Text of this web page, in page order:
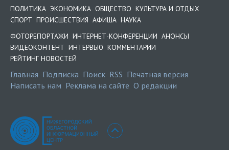
ПОЛИТИКА ЭКОНОМИКА ОБЩЕСТВО КУЛЬТУРА И ОТДЫХ
СПОРТ ПРОИСШЕСТВИЯ АФИША НАУКА
ФОТОРЕПОРТАЖИ ИНТЕРНЕТ-КОНФЕРЕНЦИИ АНОНСЫ
ВИДЕОКОНТЕНТ ИНТЕРВЬЮ КОММЕНТАРИИ
РЕЙТИНГ НОВОСТЕЙ
Главная Подписка Поиск RSS Печатная версия
Написать нам Реклама на сайте О редакции